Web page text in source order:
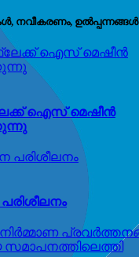
നവീകരണം, ഉൽപ്പന്നങ്ങൾ
ഐസ് മെഷീൻ